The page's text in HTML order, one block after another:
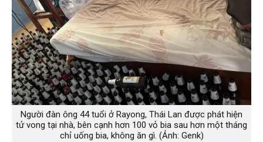
Người đàn ông 44 tuổi ở Rayong, Thái Lan được phát hiện
tử vong tại nhà, bên cạnh hơn 100 vỏ bia sau hơn một tháng
chỉ uống bia, không ăn gì. (Ảnh: Genk)